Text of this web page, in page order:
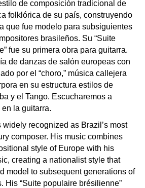
de composición tradicional de
folklórica de su país, construyendo
que fue modelo para subsiguientes
brasileños. Su “Suite
fue su primera obra para guitarra.
de danzas de salón europeas con
por el “choro,” música callejera
en su estructura estilos de
y el Tango. Escucharemos a
la guitarra.
recognized as Brazil’s most
composer. His music combines
style of Europe with his
creating a nationalist style that
model to subsequent generations of
His “Suite populaire brésilienne”